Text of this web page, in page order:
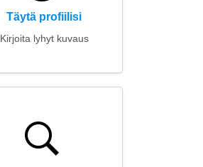
Täytä profiilisi
Kirjoita lyhyt kuvaus